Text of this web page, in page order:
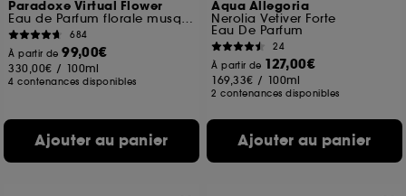
Paradoxe Virtual Flower
Eau de Parfum florale musquée rechargeable
684
À partir de99,00€
330,00€ / 100ml
4 contenances disponibles
Ajouter au panier
Aqua Allegoria
Nerolia Vetiver Forte
Eau De Parfum
24
À partir de 127,00€
169,33€ / 100ml
2 contenances disponibles
Ajouter au panier